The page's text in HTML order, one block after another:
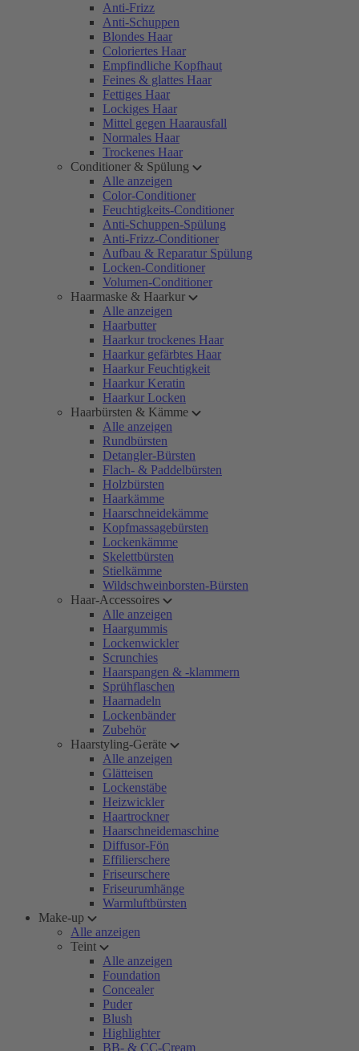
Anti-Frizz
Anti-Schuppen
Blondes Haar
Coloriertes Haar
Empfindliche Kopfhaut
Feines & glattes Haar
Fettiges Haar
Lockiges Haar
Mittel gegen Haarausfall
Normales Haar
Trockenes Haar
Conditioner & Spülung
Alle anzeigen
Color-Conditioner
Feuchtigkeits-Conditioner
Anti-Schuppen-Spülung
Anti-Frizz-Conditioner
Aufbau & Reparatur Spülung
Locken-Conditioner
Volumen-Conditioner
Haarmaske & Haarkur
Alle anzeigen
Haarbutter
Haarkur trockenes Haar
Haarkur gefärbtes Haar
Haarkur Feuchtigkeit
Haarkur Keratin
Haarkur Locken
Haarbürsten & Kämme
Alle anzeigen
Rundbürsten
Detangler-Bürsten
Flach- & Paddelbürsten
Holzbürsten
Haarkämme
Haarschneidekämme
Kopfmassagebürsten
Lockenkämme
Skelettbürsten
Stielkämme
Wildschweinborsten-Bürsten
Haar-Accessoires
Alle anzeigen
Haargummis
Lockenwickler
Scrunchies
Haarspangen & -klammern
Sprühflaschen
Haarnadeln
Lockenbänder
Zubehör
Haarstyling-Geräte
Alle anzeigen
Glätteisen
Lockenstäbe
Heizwickler
Haartrockner
Haarschneidemaschine
Diffusor-Fön
Effilierschere
Friseurschere
Friseurumhänge
Warmluftbürsten
Make-up
Alle anzeigen
Teint
Alle anzeigen
Foundation
Concealer
Puder
Blush
Highlighter
BB- & CC-Cream